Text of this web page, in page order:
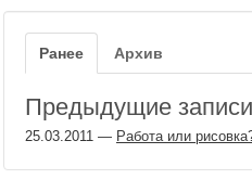
Ранее Архив
Предыдущие
25.03.2011 — Работа или